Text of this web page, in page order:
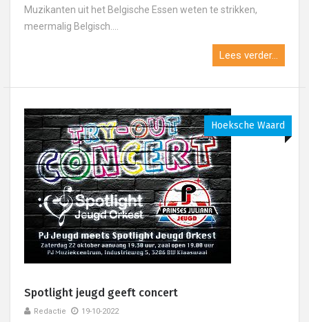
Muzikanten uit het Belgische Essen weten te strikken,
meermalig Belgisch....
Lees verder...
Hoeksche Waard
Spotlight jeugd geeft concert
Redactie 19-10-2022